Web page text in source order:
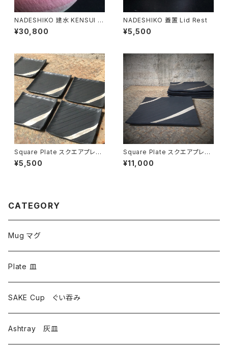
NADESHIKO 建水 KENSUI c
ontainer
¥30,800
NADESHIKO 蓋置 Lid Rest
¥5,500
Square Plate スクエアプレー
ト Type Ⅰ Sサイズ
¥5,500
Square Plate スクエアプレー
ト TypeⅠ
¥11,000
CATEGORY
Mug マグ
Plate 皿
SAKE Cup ぐい吞み
Ashtray 灰皿